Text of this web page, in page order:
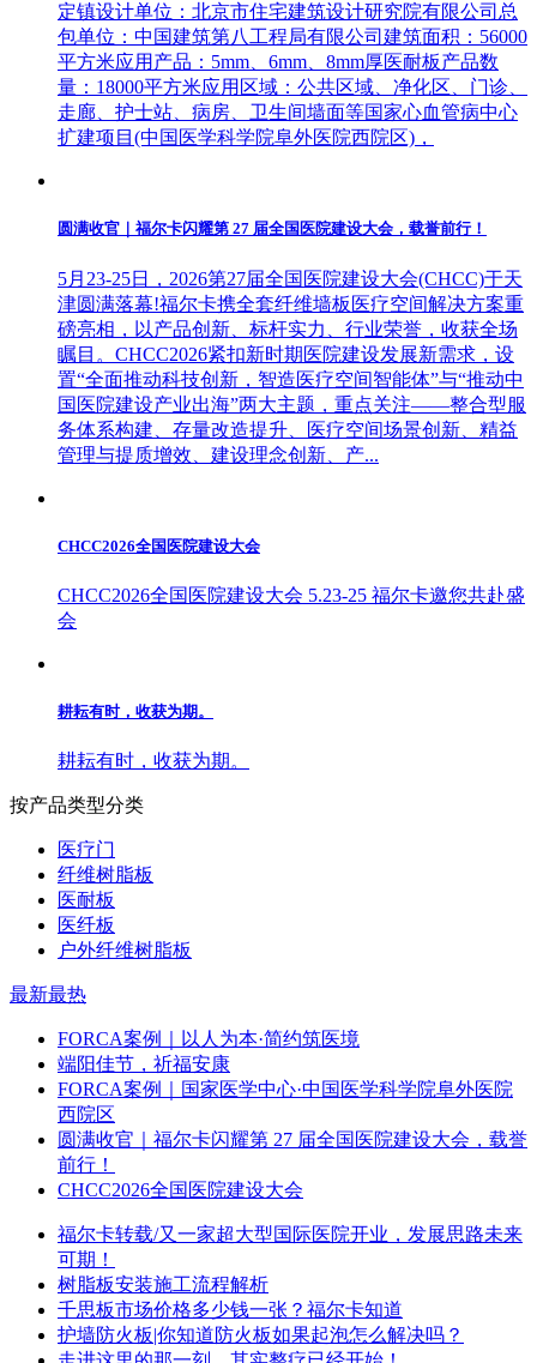
定镇设计单位：北京市住宅建筑设计研究院有限公司总
包单位：中国建筑第八工程局有限公司建筑面积：56000
平方米应用产品：5mm、6mm、8mm厚医耐板产品数
量：18000平方米应用区域：公共区域、净化区、门诊、
走廊、护士站、病房、卫生间墙面等国家心血管病中心
扩建项目(中国医学科学院阜外医院西院区)，
圆满收官｜福尔卡闪耀第 27 届全国医院建设大会，载誉前行！
5月23-25日，2026第27届全国医院建设大会(CHCC)于天
津圆满落幕!福尔卡携全套纤维墙板医疗空间解决方案重
磅亮相，以产品创新、标杆实力、行业荣誉，收获全场
瞩目。CHCC2026紧扣新时期医院建设发展新需求，设
置“全面推动科技创新，智造医疗空间智能体”与“推动中
国医院建设产业出海”两大主题，重点关注——整合型服
务体系构建、存量改造提升、医疗空间场景创新、精益
管理与提质增效、建设理念创新、产...
CHCC2026全国医院建设大会
CHCC2026全国医院建设大会 5.23-25 福尔卡邀您共赴盛
会
耕耘有时，收获为期。
耕耘有时，收获为期。
按产品类型分类
医疗门
纤维树脂板
医耐板
医纤板
户外纤维树脂板
最新最热
FORCA案例｜以人为本·简约筑医境
端阳佳节，祈福安康
FORCA案例｜国家医学中心·中国医学科学院阜外医院
西院区
圆满收官｜福尔卡闪耀第 27 届全国医院建设大会，载誉
前行！
CHCC2026全国医院建设大会
福尔卡转载/又一家超大型国际医院开业，发展思路未来
可期！
树脂板安装施工流程解析
千思板市场价格多少钱一张？福尔卡知道
护墙防火板|你知道防火板如果起泡怎么解决吗？